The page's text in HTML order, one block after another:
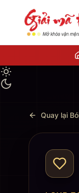
Quay lại